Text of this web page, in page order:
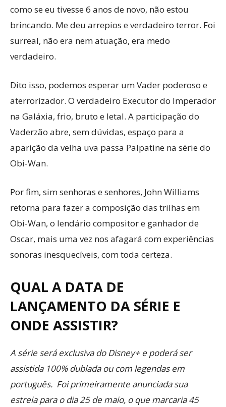
como se eu tivesse 6 anos de novo, não estou
brincando. Me deu arrepios e verdadeiro terror. Foi
surreal, não era nem atuação, era medo
verdadeiro.
Dito isso, podemos esperar um Vader poderoso e
aterrorizador. O verdadeiro Executor do Imperador
na Galáxia, frio, bruto e letal. A participação do
Vaderzão abre, sem dúvidas, espaço para a
aparição da velha uva passa Palpatine na série do
Obi-Wan.
Por fim, sim senhoras e senhores, John Williams
retorna para fazer a composição das trilhas em
Obi-Wan, o lendário compositor e ganhador de
Oscar, mais uma vez nos afagará com experiências
sonoras inesquecíveis, com toda certeza.
QUAL A DATA DE
LANÇAMENTO DA SÉRIE E
ONDE ASSISTIR?
A série será exclusiva do Disney+ e poderá ser
assistida 100% dublada ou com legendas em
português. Foi primeiramente anunciada sua
estreia para o dia 25 de maio, o que marcaria 45